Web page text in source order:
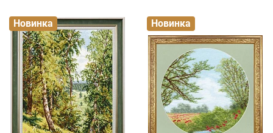
Новинка Новинка